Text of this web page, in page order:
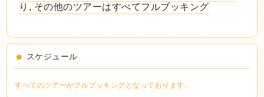
り, その他のツアーはすべてフルブッキング
スケジュール
すべてのツアーがフルブッキングとなっております。